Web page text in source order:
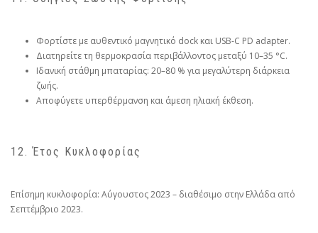
Φορτίστε με αυθεντικό μαγνητικό dock και USB-C PD adapter.
Διατηρείτε τη θερμοκρασία περιβάλλοντος μεταξύ 10–35 °C.
Ιδανική στάθμη μπαταρίας: 20–80 % για μεγαλύτερη διάρκεια
ζωής.
Αποφύγετε υπερθέρμανση και άμεση ηλιακή έκθεση.
12. Έτος Κυκλοφορίας
Επίσημη κυκλοφορία: Αύγουστος 2023 – διαθέσιμο στην Ελλάδα από
Σεπτέμβριο 2023.